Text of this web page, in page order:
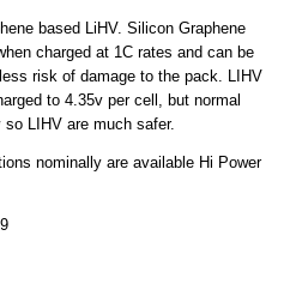
based LiHV. Silicon Graphene
charged at 1C rates and can be
risk of damage to the pack. LIHV
to 4.35v per cell, but normal
LIHV are much safer.
nominally are available Hi Power